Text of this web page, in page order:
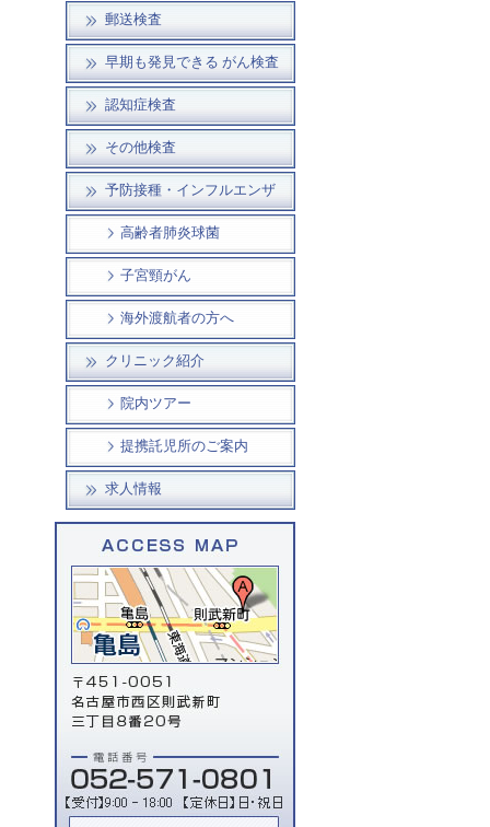
郵送検査
早期も発見できる がん検査
認知症検査
その他検査
予防接種・インフルエンザ
高齢者肺炎球菌
子宮頸がん
海外渡航者の方へ
クリニック紹介
院内ツアー
提携託児所のご案内
求人情報